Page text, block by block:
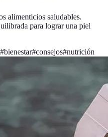
alimenticios saludables.
para lograr una piel
#bienestar#consejos#nutrición